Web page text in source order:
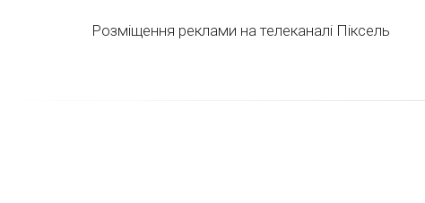
Розміщення реклами на телеканалі Піксель